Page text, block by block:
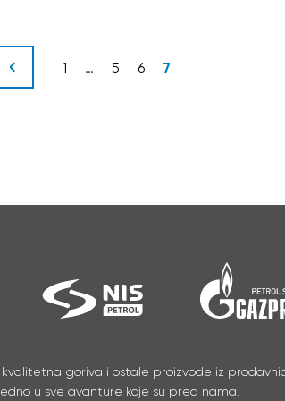
1 … 5 6 7
goriva i ostale proizvode iz
u sve avanture koje su pred nama.